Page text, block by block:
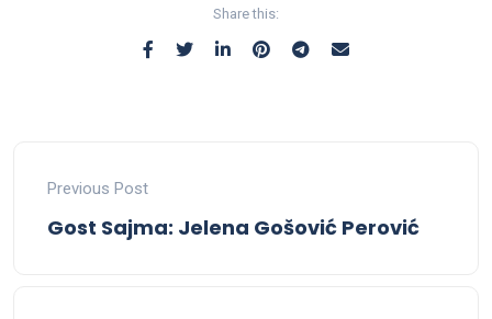
Share this:
Previous Post
Gost Sajma: Jelena Gošović Perović